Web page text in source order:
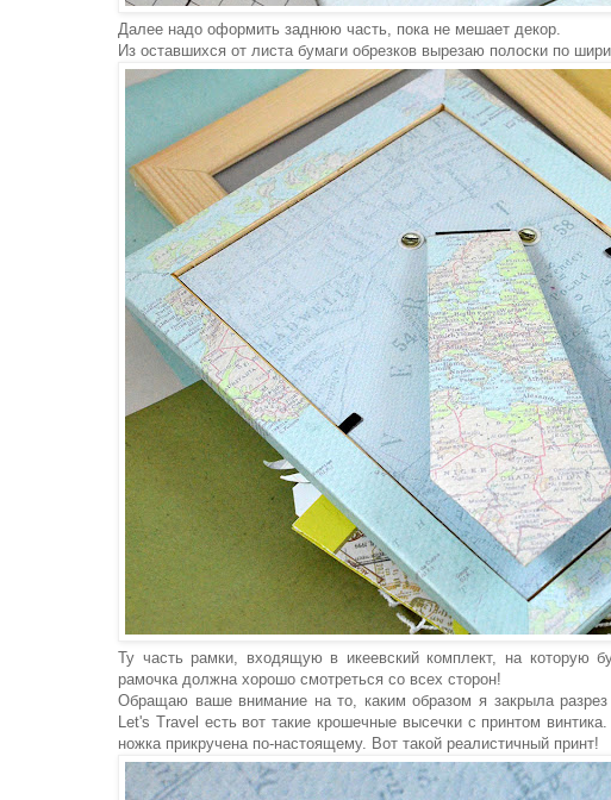
Далее надо оформить заднюю часть, пока не мешает декор.
Из оставшихся от листа бумаги обрезков вырезаю полоски по
Ту часть рамки, входящую в икеевский комплект, на которую
рамочка должна хорошо смотреться со всех сторон!
Обращаю ваше внимание на то, каким образом я закрыла
Let's Travel есть вот такие крошечные высечки с принтом
ножка прикручена по-настоящему. Вот такой реалистичный принт!